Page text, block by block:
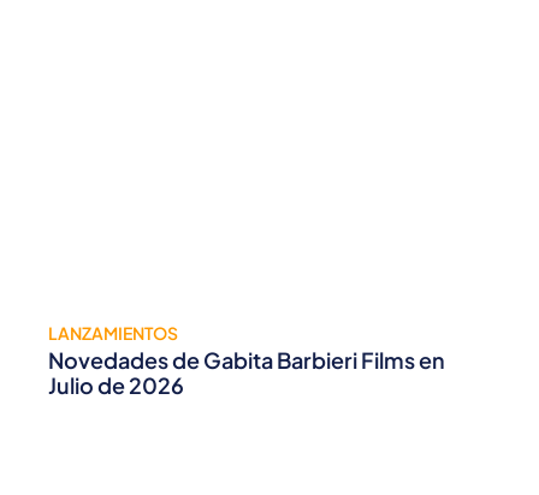
LANZAMIENTOS
Novedades de Gabita Barbieri Films en
Julio de 2026